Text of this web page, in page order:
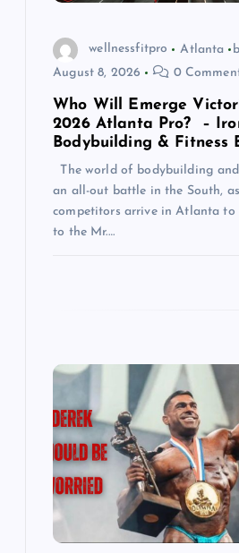
wellnessfitpro Atlanta
August 8, 2026
0
Who Will Emerge
2026 Atlanta Pro? –
Bodybuilding & Fitness
The world of bodybuilding
an all-out battle in the South,
competitors arrive in Atlanta to
to the Mr.…